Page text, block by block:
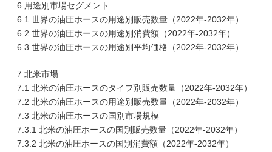
6 用途別市場セグメント
6.1 世界の油圧ホースの用途別販売数量（2022年-2032年）
6.2 世界の油圧ホースの用途別消費額（2022年-2032年）
6.3 世界の油圧ホースの用途別平均価格（2022年-2032年）
7 北米市場
7.1 北米の油圧ホースのタイプ別販売数量（2022年-2032年）
7.2 北米の油圧ホースの用途別販売数量（2022年-2032年）
7.3 北米の油圧ホースの国別市場規模
7.3.1 北米の油圧ホースの国別販売数量（2022年-2032年）
7.3.2 北米の油圧ホースの国別消費額（2022年-2032年）